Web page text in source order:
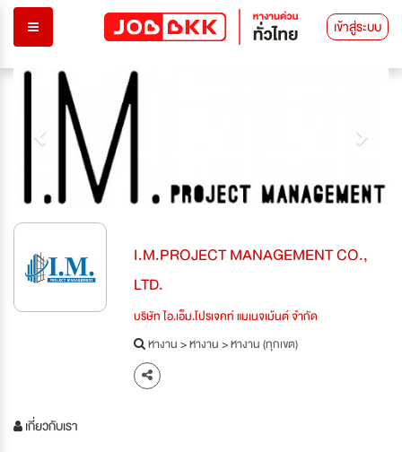
เข้าสู่ระบบ
Previous
I.M.PROJECT MANAGEMENT CO.,
LTD.
บริษัท ไอ.เอ็ม.โปรเจคท์ แมเนจเม้นต์ จำกัด
หางาน>หางาน>หางาน (ทุกเขต)
เกี่ยวกับเรา